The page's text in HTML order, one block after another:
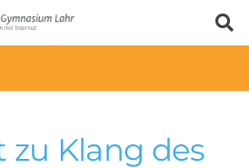
zu Klang des